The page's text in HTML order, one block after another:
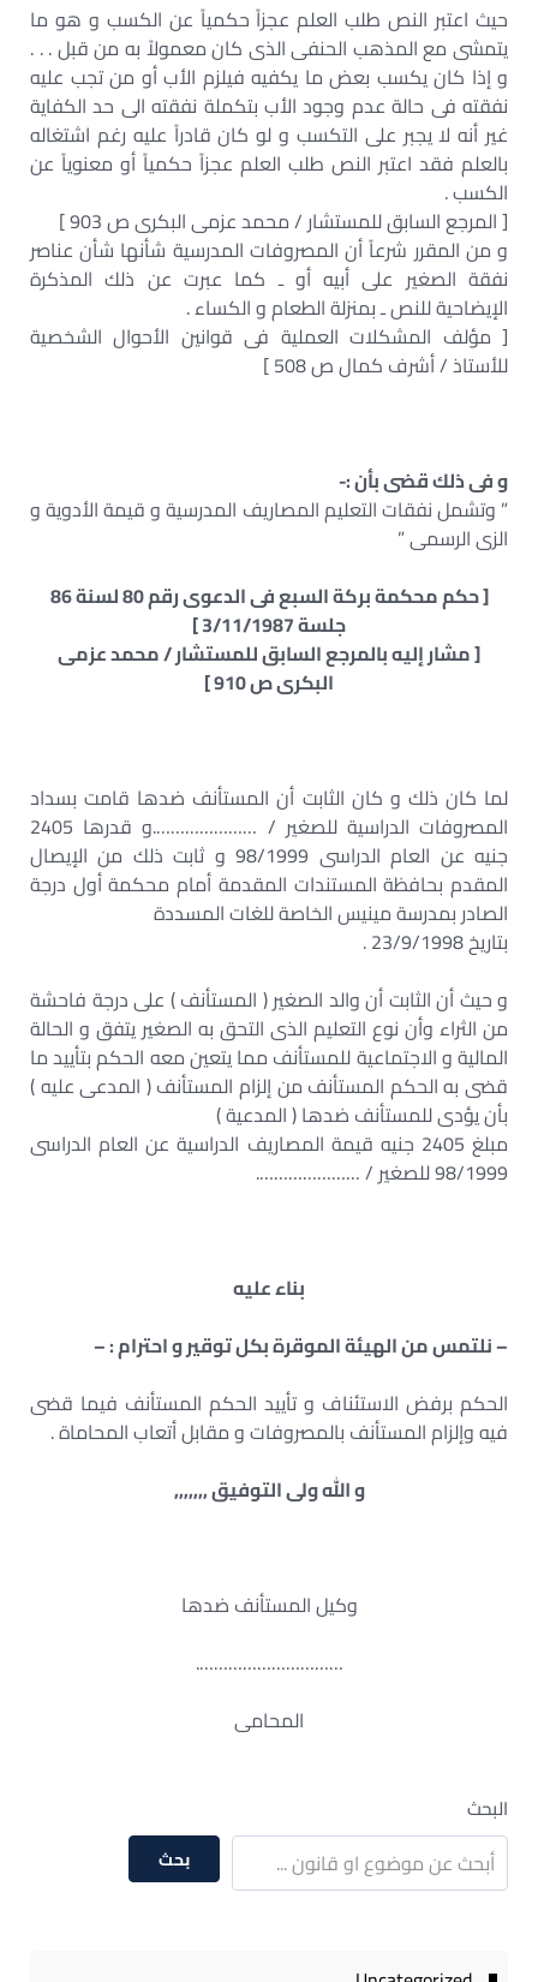
حيث اعتبر النص طلب العلم عجزاً حكمياً عن الكسب و هو ما
يتمشى مع المذهب الحنفى الذى كان معمولاً به من قبل . . .
و إذا كان يكسب بعض ما يكفيه فيلزم الأب أو من تجب عليه
نفقته فى حالة عدم وجود الأب بتكملة نفقته الى حد الكفاية
غير أنه لا يجبر على التكسب و لو كان قادراً عليه رغم اشتغاله
بالعلم فقد اعتبر النص طلب العلم عجزاً حكمياً أو معنوياً عن
الكسب .
[ المرجع السابق للمستشار / محمد عزمى البكرى ص 903 ]
و من المقرر شرعاً أن المصروفات المدرسية شأنها شأن عناصر
نفقة الصغير على أبيه أو ـ كما عبرت عن ذلك المذكرة
الإيضاحية للنص ـ بمنزلة الطعام و الكساء .
[ مؤلف المشكلات العملية فى قوانين الأحوال الشخصية
للأستاذ / أشرف كمال ص 508 ]
و فى ذلك قضى بأن :-
” وتشمل نفقات التعليم المصاريف المدرسية و قيمة الأدوية و
الزى الرسمى ”
[ حكم محكمة بركة السبع فى الدعوى رقم 80 لسنة 86
جلسة 3/11/1987 ]
[ مشار إليه بالمرجع السابق للمستشار / محمد عزمى
البكرى ص 910 ]
لما كان ذلك و كان الثابت أن المستأنف ضدها قامت بسداد
المصروفات الدراسية للصغير / ………………….و قدرها 2405
جنيه عن العام الدراسى 98/1999 و ثابت ذلك من الإيصال
المقدم بحافظة المستندات المقدمة أمام محكمة أول درجة
الصادر بمدرسة مينيس الخاصة للغات المسددة
بتاريخ 23/9/1998 .
و حيث أن الثابت أن والد الصغير ( المستأنف ) على درجة فاحشة
من الثراء وأن نوع التعليم الذى التحق به الصغير يتفق و الحالة
المالية و الاجتماعية للمستأنف مما يتعين معه الحكم بتأييد ما
قضى به الحكم المستأنف من إلزام المستأنف ( المدعى عليه )
بأن يؤدى للمستأنف ضدها ( المدعية )
مبلغ 2405 جنيه قيمة المصاريف الدراسية عن العام الدراسى
98/1999 للصغير / ………………….
بناء عليه
– نلتمس من الهيئة الموقرة بكل توقير و احترام : –
الحكم برفض الاستئناف و تأييد الحكم المستأنف فيما قضى
فيه وإلزام المستأنف بالمصروفات و مقابل أتعاب المحاماة .
و الله ولى التوفيق ,,,,,,,
وكيل المستأنف ضدها
………………………….
المحامى
البحث
بحث